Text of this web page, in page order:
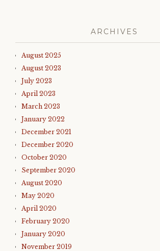
ARCHIVES
August 2025
August 2023
July 2023
April 2023
March 2023
January 2022
December 2021
December 2020
October 2020
September 2020
August 2020
May 2020
April 2020
February 2020
January 2020
November 2019